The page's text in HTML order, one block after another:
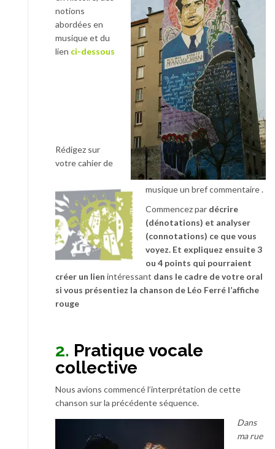
notions
abordées en
musique et du
lien ci-dessous
Rédigez sur
votre cahier de
musique un bref commentaire .
Commencez par décrire
(dénotations) et analyser
(connotations) ce que vous
voyez. Et expliquez ensuite 3
ou 4 points qui pourraient
créer un lien intéressant dans le cadre de votre oral
si vous présentiez la chanson de Léo Ferré l’affiche
rouge
2. Pratique vocale
collective
Nous avions commencé l’interprétation de cette
chanson sur la précédente séquence.
Dans
ma rue